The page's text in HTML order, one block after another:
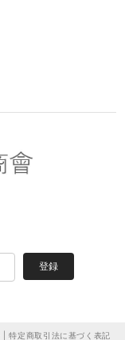
登録
|特定商取引法に基づく表記